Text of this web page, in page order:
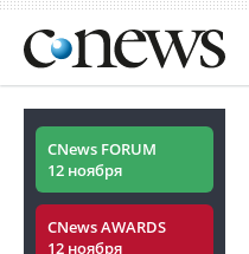
CNews FORUM
12 ноября
CNews AWARDS
12 ноября